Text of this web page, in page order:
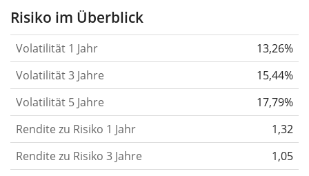
Aktie, des ETF, usw.) in der Vergangenheit
gelten im Allgemeinen als risikoreicher. Wir
berechnen die Volatilität auf Basis der Daten der
letzten 1, 3 und 5 Jahre, damit du sehen kannst, ob
die Kursschwankungen im Laufe der Zeit stärker
oder schwächer wurden. Weitere Informationen
findest du in unserem Artikel:
Risikomass.
Risiko im Überblick
Volatilität 1 Jahr
13,26%
Volatilität 3 Jahre
15,44%
Volatilität 5 Jahre
17,79%
Rendite zu Risiko 1 Jahr
1,32
Rendite zu Risiko 3 Jahre
1,05